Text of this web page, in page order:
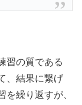
習の質である
、結果に繋げ
を繰り返すが、